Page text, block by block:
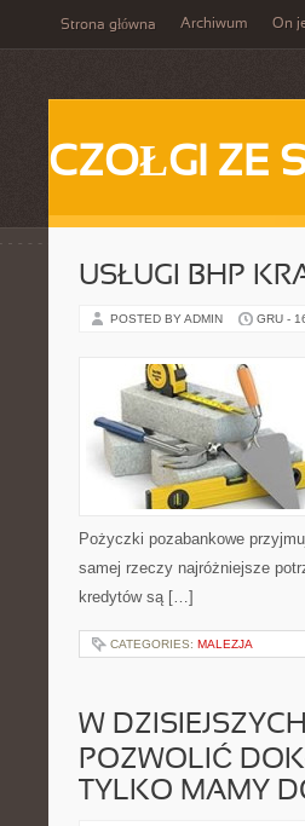
Strona główna Archiwum On
CZOŁGI ZE
USŁUGI BHP
POSTED BY ADMIN GRU -
Pożyczki pozabankowe
samej rzeczy najróżniejsze
kredytów są […]
CATEGORIES: MALEZJA
W
POZWOLIĆ
TYLKO MAMY